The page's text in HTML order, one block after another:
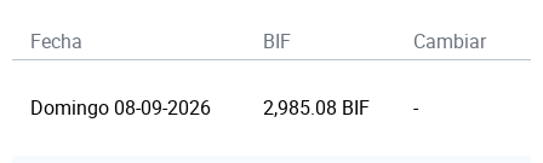
Fecha BIF Cambiar
Domingo 08-09-2026 2,985.08 BIF -